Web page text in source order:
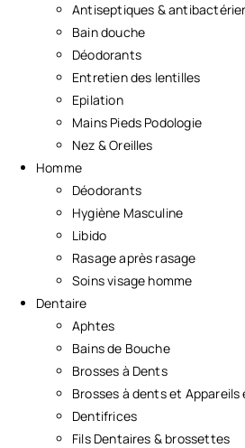
Antiseptiques &
Bain douche
Déodorants
Entretien des lentilles
Epilation
Mains Pieds Podologie
Nez & Oreilles
Homme
Déodorants
Hygiène Masculine
Libido
Rasage après rasage
Soins visage homme
Dentaire
Aphtes
Bains de Bouche
Brosses à Dents
Brosses à dents et
Dentifrices
Fils Dentaires & brossettes